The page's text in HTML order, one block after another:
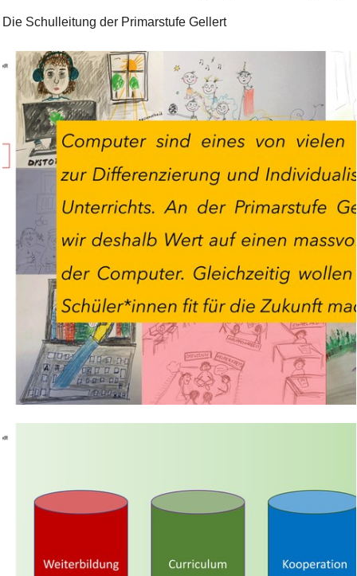
Die Schulleitung der Primarstufe Gellert